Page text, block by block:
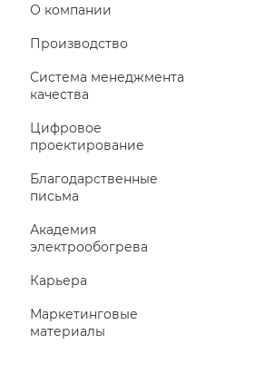
О компании
Производство
Система менеджмента
качества
Цифровое
проектирование
Благодарственные
письма
Академия
электрообогрева
Карьера
Маркетинговые
материалы